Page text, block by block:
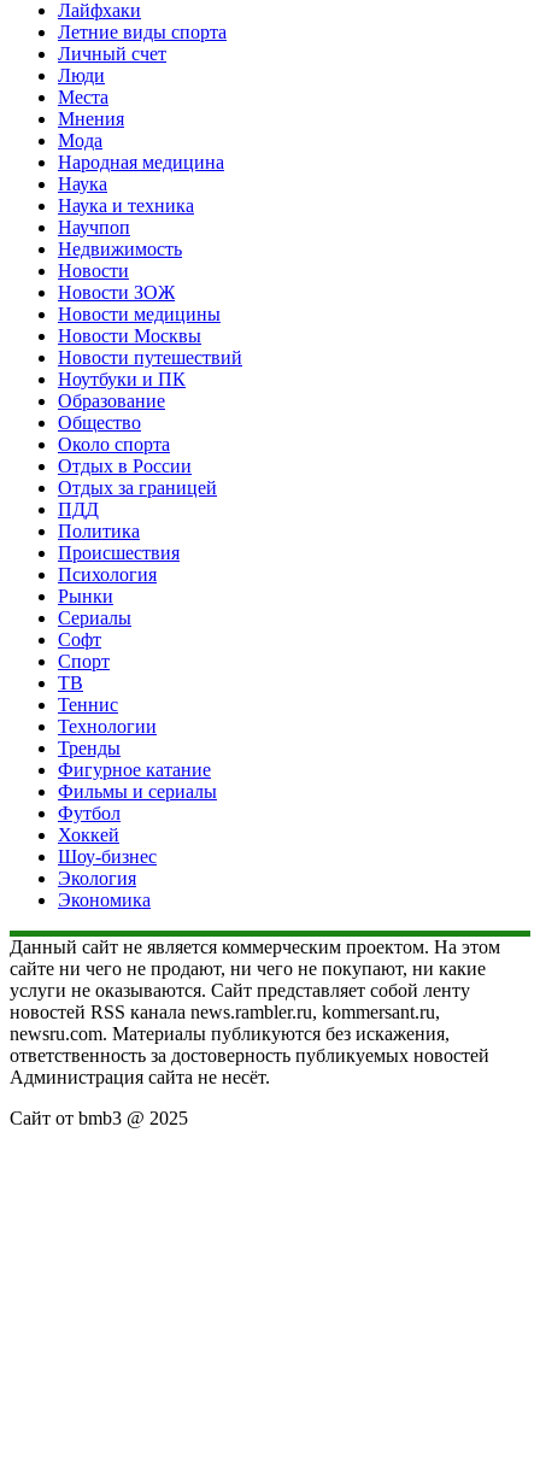
Лайфхаки
Летние виды спорта
Личный счет
Люди
Места
Мнения
Мода
Народная медицина
Наука
Наука и техника
Научпоп
Недвижимость
Новости
Новости ЗОЖ
Новости медицины
Новости Москвы
Новости путешествий
Ноутбуки и ПК
Образование
Общество
Около спорта
Отдых в России
Отдых за границей
ПДД
Политика
Происшествия
Психология
Рынки
Сериалы
Софт
Спорт
ТВ
Теннис
Технологии
Тренды
Фигурное катание
Фильмы и сериалы
Футбол
Хоккей
Шоу-бизнес
Экология
Экономика
Данный сайт не является коммерческим проектом. На этом
сайте ни чего не продают, ни чего не покупают, ни какие
услуги не оказываются. Сайт представляет собой ленту
новостей RSS канала news.rambler.ru, kommersant.ru,
newsru.com. Материалы публикуются без искажения,
ответственность за достоверность публикуемых новостей
Администрация сайта не несёт.
Сайт от bmb3 @ 2025